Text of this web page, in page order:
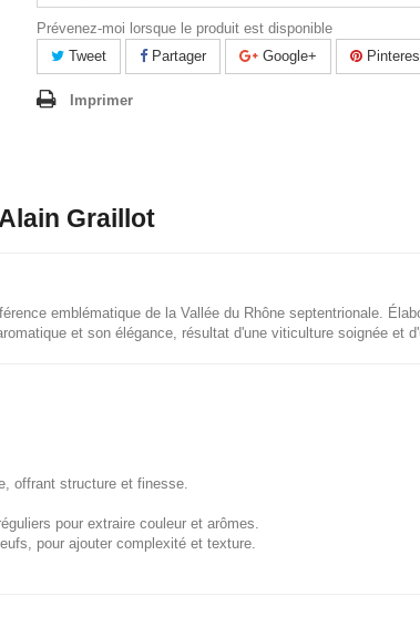
Prévenez-moi lorsque le produit est disponible
Tweet
Partager Google+
Imprimer
Graillot
emblématique de la Vallée du Rhône septentrionale.
et son élégance, résultat d'une viticulture soignée et
offrant structure et finesse.
pour extraire couleur et arômes.
pour ajouter complexité et texture.